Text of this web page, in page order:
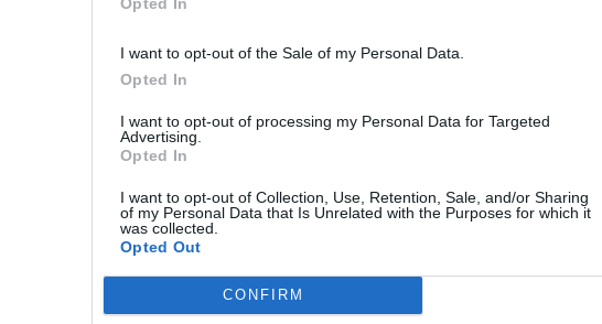
I want to opt-out of the Sale of my Personal Data.
Opted In
I want to opt-out of processing my Personal Data for Targeted
Advertising.
Opted In
I want to opt-out of Collection, Use, Retention, Sale, and/or Sharing
of my Personal Data that Is Unrelated with the Purposes for which it
was collected.
Opted Out
CONFIRM